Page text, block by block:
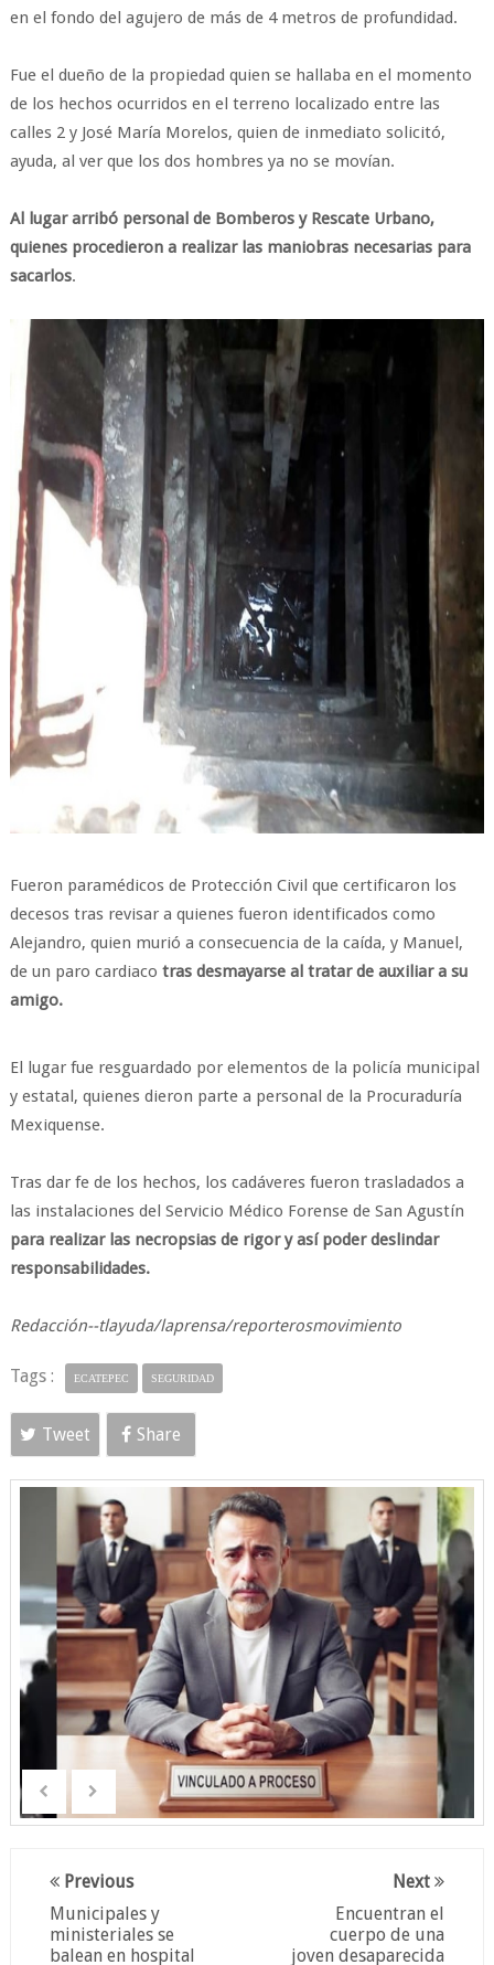
en el fondo del agujero de más de 4 metros de profundidad.
Fue el dueño de la propiedad quien se hallaba en el momento
de los hechos ocurridos en el terreno localizado entre las
calles 2 y José María Morelos, quien de inmediato solicitó,
ayuda, al ver que los dos hombres ya no se movían.
Al lugar arribó personal de Bomberos y Rescate Urbano,
quienes procedieron a realizar las maniobras necesarias para
sacarlos.
Fueron paramédicos de Protección Civil que certificaron los
decesos tras revisar a quienes fueron identificados como
Alejandro, quien murió a consecuencia de la caída, y Manuel,
de un paro cardiaco tras desmayarse al tratar de auxiliar a su
amigo.
El lugar fue resguardado por elementos de la policía municipal
y estatal, quienes dieron parte a personal de la Procuraduría
Mexiquense.
Tras dar fe de los hechos, los cadáveres fueron trasladados a
las instalaciones del Servicio Médico Forense de San Agustín
para realizar las necropsias de rigor y así poder deslindar
responsabilidades.
Redacción--tlayuda/laprensa/reporterosmovimiento
Tags : ECATEPEC SEGURIDAD
Tweet Share
Next
Encuentran el
cuerpo de una
joven desaparecida
Previous
Municipales y
ministeriales se
balean en hospital